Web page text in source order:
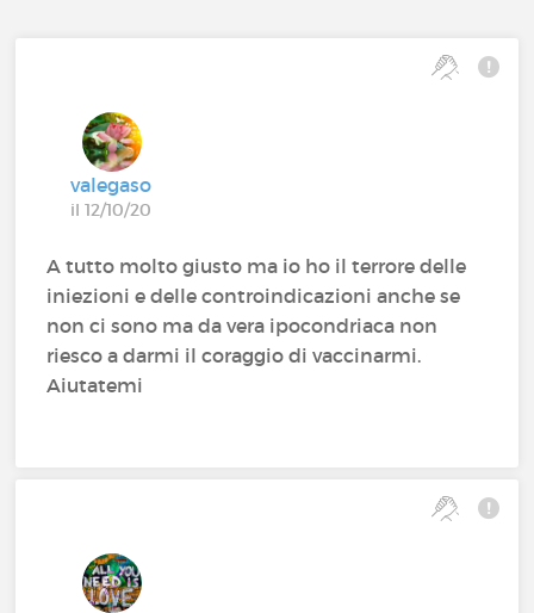
valegaso
il 12/10/20
A tutto molto giusto ma io ho il terrore delle
iniezioni e delle controindicazioni anche se
non ci sono ma da vera ipocondriaca non
riesco a darmi il coraggio di vaccinarmi.
Aiutatemi